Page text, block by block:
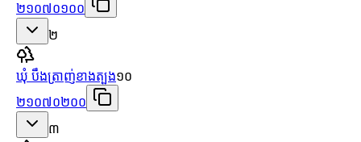
២១០៧០១០០
២
ឃុំ បឹងត្រាញ់ខាងត្បូង១០
២១០៧០២០០
៣